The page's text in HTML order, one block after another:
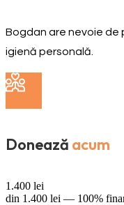
Bogdan are nevoie de
igienă personală.
Donează acum
1.400 lei
din 1.400 lei — 100%